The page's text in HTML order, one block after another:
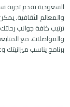
السعودية تقدم تجربة
والمعالم الثقافية.
ترتيب كافة جوانب
والمواصلات، مع
برنامج يناسب